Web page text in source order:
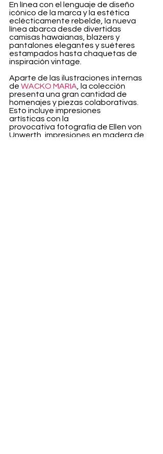
En línea con el lenguaje de diseño
icónico de la marca y la estética
eclécticamente rebelde, la nueva
línea abarca desde divertidas
camisas hawaianas, blazers y
pantalones elegantes y suéteres
estampados hasta chaquetas de
inspiración vintage.
Aparte de las ilustraciones internas
de WACKO MARIA , la colección
presenta una gran cantidad de
homenajes y piezas colaborativas.
Esto incluye impresiones
artísticas con la
provocativa fotografía de Ellen von
Unwerth, impresiones en madera de